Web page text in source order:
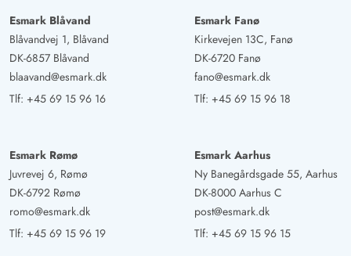
Esmark Blåvand
Blåvandvej 1, Blåvand
DK-6857 Blåvand
blaavand@esmark.dk
Tlf: +45 69 15 96 16
Esmark Fanø
Kirkevejen 13C, Fanø
DK-6720 Fanø
fano@esmark.dk
Tlf: +45 69 15 96 18
Esmark Rømø
Juvrevej 6, Rømø
DK-6792 Rømø
romo@esmark.dk
Tlf: +45 69 15 96 19
Esmark Aarhus
Ny Banegårdsgade 55, Aarhus
DK-8000 Aarhus C
post@esmark.dk
Tlf: +45 69 15 96 15